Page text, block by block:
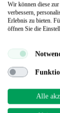
Terrassendielen
Wir können diese zur
verbessern,
Erlebnis zu bieten.
öffnen Sie die
Alle